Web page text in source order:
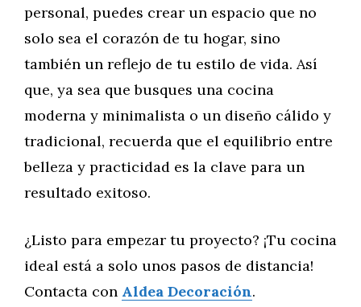
personal, puedes crear un espacio que no
solo sea el corazón de tu hogar, sino
también un reflejo de tu estilo de vida. Así
que, ya sea que busques una cocina
moderna y minimalista o un diseño cálido y
tradicional, recuerda que el equilibrio entre
belleza y practicidad es la clave para un
resultado exitoso.
¿Listo para empezar tu proyecto? ¡Tu cocina
ideal está a solo unos pasos de distancia!
Contacta con Aldea Decoración.